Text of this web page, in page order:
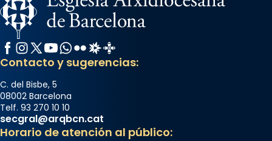
Facebook
Instagram
X / Twitter
YouTube
WhatsApp
FlickrRadio Estel
Catalunya Cristiana
Contacto y sugerencias:
C. del Bisbe, 5
08002 Barcelona
Telf. 93 270 10 10
secgral@arqbcn.cat
Horario de atención al público: